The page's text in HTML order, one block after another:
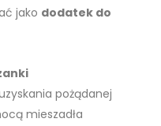
jako dodatek do
pożądanej
mieszadła